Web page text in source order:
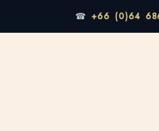
☎+66 (0)64